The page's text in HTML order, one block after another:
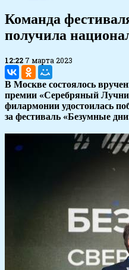
Команда
получила
12:22 7 марта 2023
В Москве состоялось
премии «Серебряный
филармонии удостоилась
за фестиваль «Безумные